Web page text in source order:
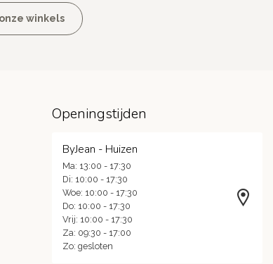
winkels
Openingstijden
ByJean - Huizen
Ma: 13:00 - 17:30
Di: 10:00 - 17:30
Woe: 10:00 - 17:30
Do: 10:00 - 17:30
Vrij: 10:00 - 17:30
Za: 09:30 - 17:00
Zo: gesloten